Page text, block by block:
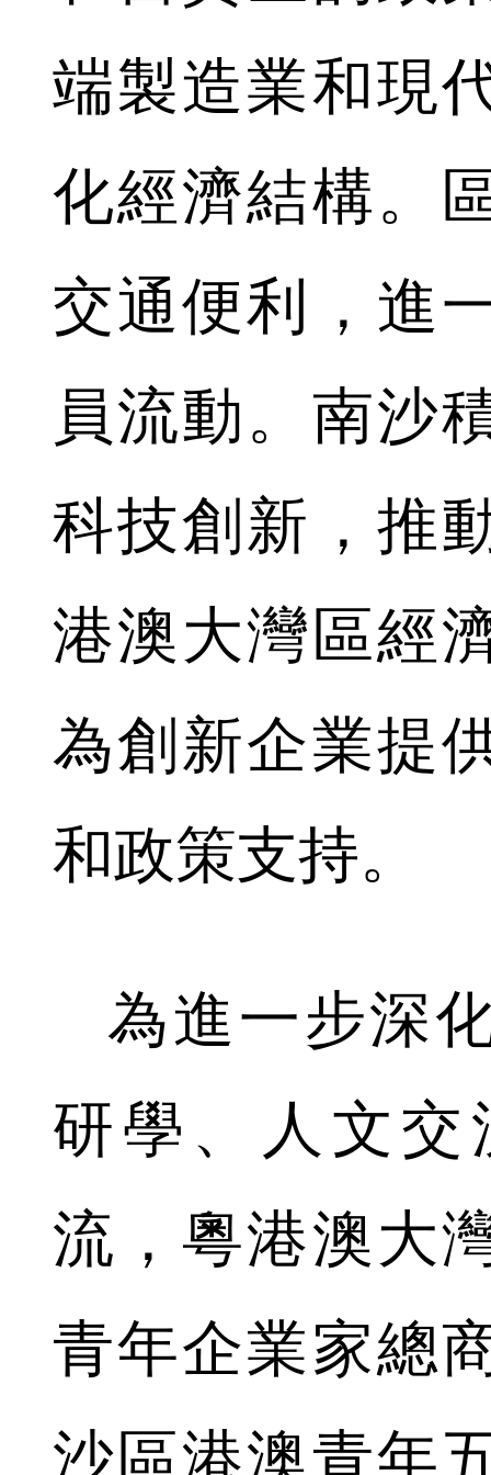
端製造業和現
化經濟結構。
交通便利，進
員流動。南沙
科技創新，推
港澳大灣區經
為創新企業提
和政策支持。
為進一步深
研學、人文
流，粵港澳大
青年企業家總
沙區港澳青年